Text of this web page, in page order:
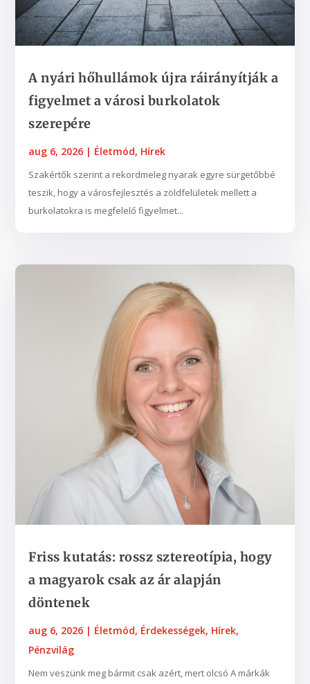
A nyári hőhullámok újra ráirányítják a
figyelmet a városi burkolatok
szerepére
aug 6, 2026 | Életmód, Hírek
Szakértők szerint a rekordmeleg nyarak egyre sürgetőbbé
teszik, hogy a városfejlesztés a zöldfelületek mellett a
burkolatokra is megfelelő figyelmet...
Friss kutatás: rossz sztereotípia, hogy
a magyarok csak az ár alapján
döntenek
aug 6, 2026 | Életmód, Érdekességek, Hírek,
Pénzvilág
Nem veszünk meg bármit csak azért, mert olcsó A márkák